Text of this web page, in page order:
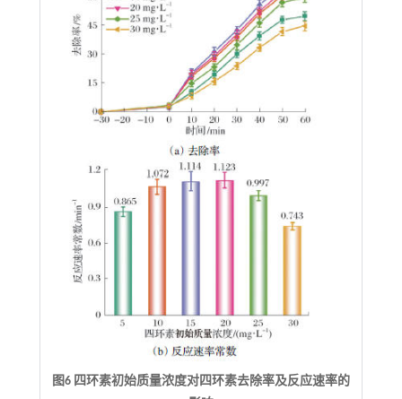
图6 四环素初始质量浓度对四环素去除率及反应速率的